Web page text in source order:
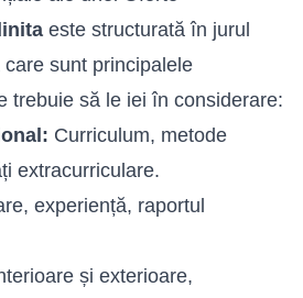
este structurată în jurul
sunt principalele
trebuie să le iei în considerare:
Curriculum, metode
extracurriculare.
experiență, raportul
și exterioare,